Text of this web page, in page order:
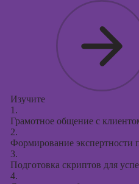
Изучите
1.
Грамотное общение с
2.
Формирование экспертности
3.
Подготовка скриптов для
4.